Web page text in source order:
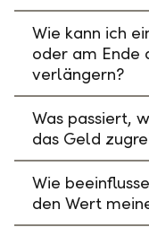
Wie kann ich
oder am Ende
verlängern?
Was passiert,
das Geld
Wie
den Wert